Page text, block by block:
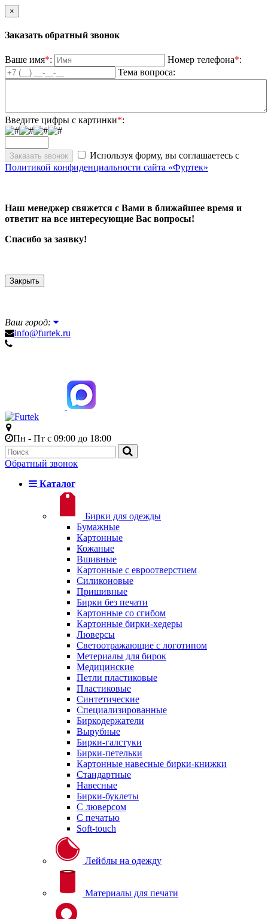
×
Заказать обратный звонок
Ваше имя*: Номер телефона*:
Тема вопроса:
Введите цифры с картинки*:
Используя форму, вы соглашаетесь с
Политикой конфиденциальности сайта «Фуртек»
Наш менеджер свяжется с Вами в ближайшее время и
ответит на все интересующие Вас вопросы!
Спасибо за заявку!
Закрыть
Ваш город:
info@furtek.ru
Пн - Пт с 09:00 до 18:00
Обратный звонок
Каталог
Бирки для одежды
Бумажные
Картонные
Кожаные
Вшивные
Картонные с евроотверстием
Силиконовые
Пришивные
Бирки без печати
Картонные со сгибом
Картонные бирки-хедеры
Люверсы
Светоотражающие с логотипом
Метериалы для бирок
Медицинские
Петли пластиковые
Пластиковые
Синтетические
Специализированные
Биркодержатели
Вырубные
Бирки-галстуки
Бирки-петельки
Картонные навесные бирки-книжки
Стандартные
Навесные
Бирки-буклеты
С люверсом
С печатью
Soft-touch
Лейблы на одежду
Материалы для печати